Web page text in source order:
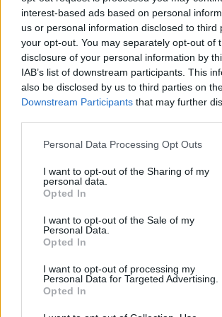
interest-based ads based on personal
us or personal information disclosed to third
your opt-out. You may separately opt-out of
disclosure of your personal information by
IAB’s list of downstream participants. This
also be disclosed by us to third parties on
Downstream Participants that may further
Please note that this website/app uses one
not limited to your visit or usage behaviour.
grant or deny consent to Google and its
use your data for below specified purposes
consent section.
Personal Data Processing Opt Outs
I want to opt-out of the Sharing of my
personal data.
Opted In
I want to opt-out of the Sale of my
Personal Data.
Opted In
I want to opt-out of processing my
Personal Data for Targeted Advertising.
Opted In
valaki ehhez hasonlót?) úgy van
időnként feldobja magát a magasba,
visszapottyan nagy fröcskölések
közben működik szuperfrekvenciájú
vevőkészüléke, amellyel befogja a
ki tudja még mi mindent. Tán magát
lelkünk, s így meglátunk,
zárva. Ez a delfin-dolog is mintha ezt
próbáld meg Ember! Próbálj meg
eddig, hogy ez a természetes, ez a
más szemmel, nyitottan nézni, ami
kínál, ha nem fogadod el öröktől
születtél. Ezt üzeni a delfin évezredek
jött el az ideje, hogy az üzenet célba